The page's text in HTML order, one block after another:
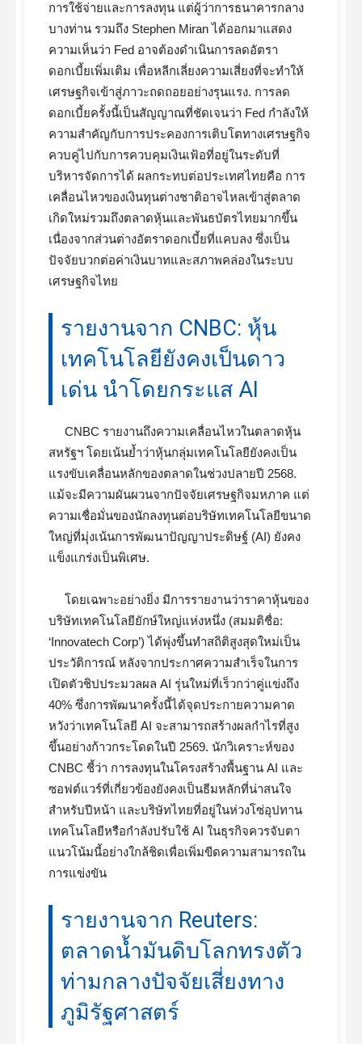
การใช้จ่ายและการลงทุน แต่ผู้ว่าการธนาคารกลาง
บางท่าน รวมถึง Stephen Miran ได้ออกมาแสดง
ความเห็นว่า Fed อาจต้องดำเนินการลดอัตรา
ดอกเบี้ยเพิ่มเติม เพื่อหลีกเลี่ยงความเสี่ยงที่จะทำให้
เศรษฐกิจเข้าสู่ภาวะถดถอยอย่างรุนแรง. การลด
ดอกเบี้ยครั้งนี้เป็นสัญญาณที่ชัดเจนว่า Fed กำลังให้
ความสำคัญกับการประคองการเติบโตทางเศรษฐกิจ
ควบคู่ไปกับการควบคุมเงินเฟ้อที่อยู่ในระดับที่
บริหารจัดการได้ ผลกระทบต่อประเทศไทยคือ การ
เคลื่อนไหวของเงินทุนต่างชาติอาจไหลเข้าสู่ตลาด
เกิดใหม่รวมถึงตลาดหุ้นและพันธบัตรไทยมากขึ้น
เนื่องจากส่วนต่างอัตราดอกเบี้ยที่แคบลง ซึ่งเป็น
ปัจจัยบวกต่อค่าเงินบาทและสภาพคล่องในระบบ
เศรษฐกิจไทย
รายงานจาก CNBC: หุ้น
เทคโนโลยียังคงเป็นดาว
เด่น นำโดยกระแส AI
CNBC รายงานถึงความเคลื่อนไหวในตลาดหุ้น
สหรัฐฯ โดยเน้นย้ำว่าหุ้นกลุ่มเทคโนโลยียังคงเป็น
แรงขับเคลื่อนหลักของตลาดในช่วงปลายปี 2568.
แม้จะมีความผันผวนจากปัจจัยเศรษฐกิจมหภาค แต่
ความเชื่อมั่นของนักลงทุนต่อบริษัทเทคโนโลยีขนาด
ใหญ่ที่มุ่งเน้นการพัฒนาปัญญาประดิษฐ์ (AI) ยังคง
แข็งแกร่งเป็นพิเศษ.
โดยเฉพาะอย่างยิ่ง มีการรายงานว่าราคาหุ้นของ
บริษัทเทคโนโลยียักษ์ใหญ่แห่งหนึ่ง (สมมติชื่อ:
‘Innovatech Corp’) ได้พุ่งขึ้นทำสถิติสูงสุดใหม่เป็น
ประวัติการณ์ หลังจากประกาศความสำเร็จในการ
เปิดตัวชิปประมวลผล AI รุ่นใหม่ที่เร็วกว่าคู่แข่งถึง
40% ซึ่งการพัฒนาครั้งนี้ได้จุดประกายความคาด
หวังว่าเทคโนโลยี AI จะสามารถสร้างผลกำไรที่สูง
ขึ้นอย่างก้าวกระโดดในปี 2569. นักวิเคราะห์ของ
CNBC ชี้ว่า การลงทุนในโครงสร้างพื้นฐาน AI และ
ซอฟต์แวร์ที่เกี่ยวข้องยังคงเป็นธีมหลักที่น่าสนใจ
สำหรับปีหน้า และบริษัทไทยที่อยู่ในห่วงโซ่อุปทาน
เทคโนโลยีหรือกำลังปรับใช้ AI ในธุรกิจควรจับตา
แนวโน้มนี้อย่างใกล้ชิดเพื่อเพิ่มขีดความสามารถใน
การแข่งขัน
รายงานจาก Reuters:
ตลาดน้ำมันดิบโลกทรงตัว
ท่ามกลางปัจจัยเสี่ยงทาง
ภูมิรัฐศาสตร์